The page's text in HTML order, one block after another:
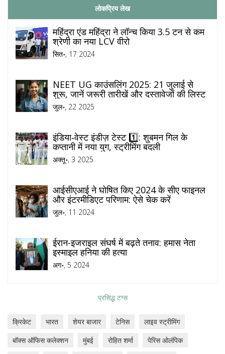
लोकप्रिय लेख
महिंद्रा एंड महिंद्रा ने लॉन्च किया 3.5 टन से कम
श्रेणी का नया LCV वीरो
सित॰, 17 2024
NEET UG काउंसलिंग 2025: 21 जुलाई से
शुरू, जानें जरूरी तारीखें और दस्तावेजों की लिस्ट
जुल॰, 22 2025
इंडिया‑वेस्ट इंडीज़ टेस्ट 1️⃣: शुबमन गिल के
कप्तानी में नया युग, स्ट्रीमिंग बदली
अक्तू॰, 3 2025
आईसीएआई ने घोषित किए 2024 के सीए फाइनल
और इंटरमीडिएट परिणाम: ऐसे चेक करें
जुल॰, 11 2024
ईरान-इजराइल संघर्ष में बढ़ते तनाव: हमास नेता
इस्माइल हनिया की हत्या
अग॰, 5 2024
प्रसिद्ध टग्स
क्रिकेट भारत शेयर बाजार टेनिस
लाइव स्ट्रीमिंग
बॉक्स ऑफिस कलेक्शन
मुंबई रोहित शर्मा पेरिस ओलंपिक